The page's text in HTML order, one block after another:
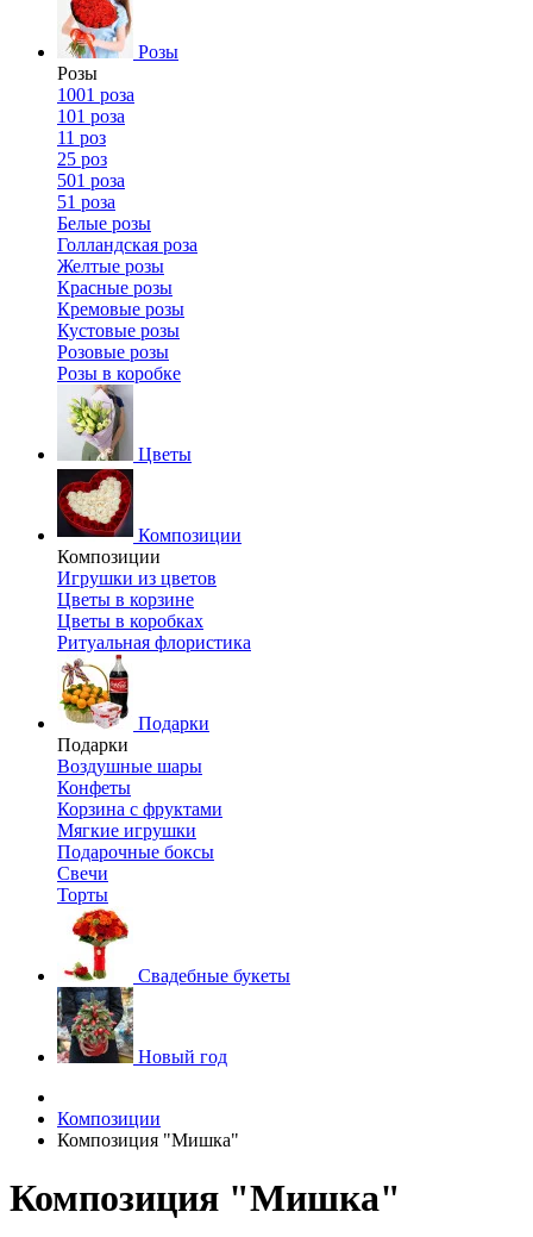
Розы
Розы
1001 роза
101 роза
11 роз
25 роз
501 роза
51 роза
Белые розы
Голландская роза
Желтые розы
Красные розы
Кремовые розы
Кустовые розы
Розовые розы
Розы в коробке
Цветы
Композиции
Композиции
Игрушки из цветов
Цветы в корзине
Цветы в коробках
Ритуальная флористика
Подарки
Подарки
Воздушные шары
Конфеты
Корзина с фруктами
Мягкие игрушки
Подарочные боксы
Свечи
Торты
Свадебные букеты
Новый год
Композиции
Композиция "Мишка"
Композиция "Мишка"